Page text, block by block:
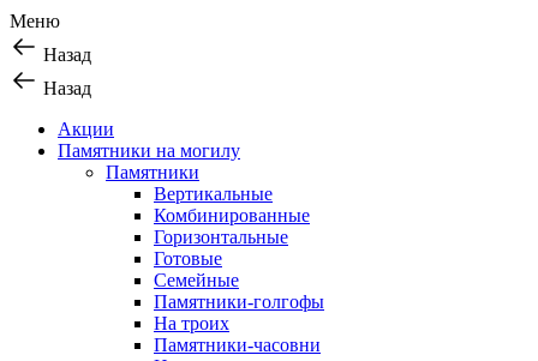
Меню
Назад
Назад
Акции
Памятники на могилу
Памятники
Вертикальные
Комбинированные
Горизонтальные
Готовые
Семейные
Памятники-голгофы
На троих
Памятники-часовни